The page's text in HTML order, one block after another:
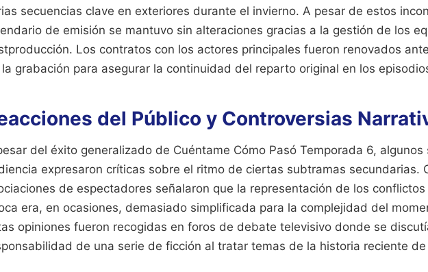
secuencias clave en exteriores durante el invierno. A pesar de estos
de emisión se mantuvo sin alteraciones gracias a la gestión de los
Los contratos con los actores principales fueron renovados
grabación para asegurar la continuidad del reparto original en los
del Público y Controversias
del éxito generalizado de Cuéntame Cómo Pasó Temporada 6, algunos
expresaron críticas sobre el ritmo de ciertas subtramas secundarias.
de espectadores señalaron que la representación de los
era, en ocasiones, demasiado simplificada para la complejidad del
opiniones fueron recogidas en foros de debate televisivo donde se
de una serie de ficción al tratar temas de la historia reciente de